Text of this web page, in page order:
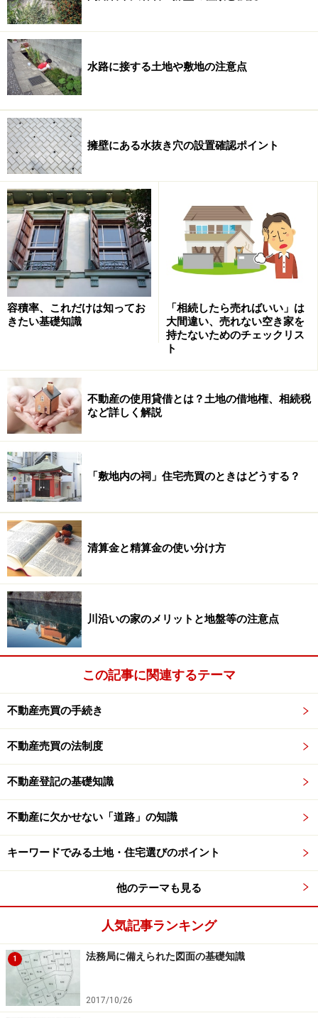
水路に接する土地や敷地の注意点
擁壁にある水抜き穴の設置確認ポイント
容積率、これだけは知ってお
きたい基礎知識
「相続したら売ればいい」は
大間違い、売れない空き家を
持たないためのチェックリス
ト
不動産の使用貸借とは？土地の借地権、相続税
など詳しく解説
「敷地内の祠」住宅売買のときはどうする？
清算金と精算金の使い分け方
川沿いの家のメリットと地盤等の注意点
この記事に関連するテーマ
不動産売買の手続き
不動産売買の法制度
不動産登記の基礎知識
不動産に欠かせない「道路」の知識
キーワードでみる土地・住宅選びのポイント
他のテーマも見る
人気記事ランキング
1 法務局に備えられた図面の基礎知識
2017/10/26